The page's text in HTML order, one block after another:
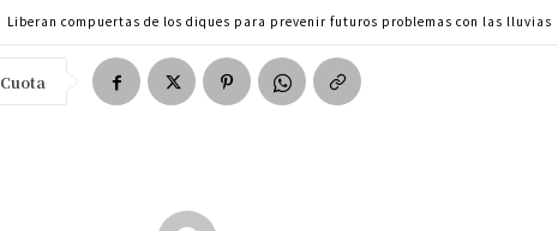
Liberan compuertas de los diques para prevenir futuros problemas con las lluvias
Cuota